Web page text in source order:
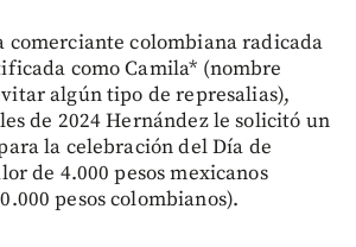
comerciante colombiana radicada
como Camila* (nombre
algún tipo de represalias),
de 2024 Hernández le solicitó un
la celebración del Día de
de 4.000 pesos mexicanos
pesos colombianos).